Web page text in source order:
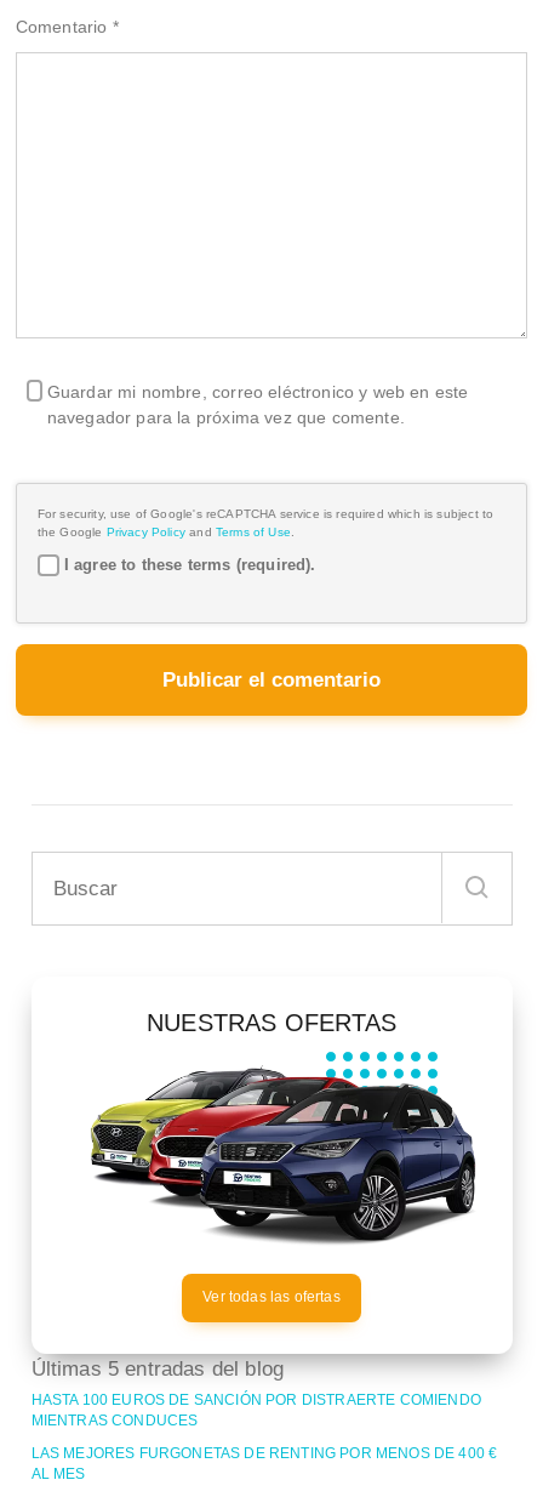
Comentario *
Guardar mi nombre, correo eléctronico y web en este
navegador para la próxima vez que comente.
For security, use of Google's reCAPTCHA service is required which is subject to
the Google Privacy Policy and Terms of Use.
I agree to these terms (required).
NUESTRAS OFERTAS
Ver todas las ofertas
Últimas 5 entradas del blog
HASTA 100 EUROS DE SANCIÓN POR DISTRAERTE COMIENDO
MIENTRAS CONDUCES
LAS MEJORES FURGONETAS DE RENTING POR MENOS DE 400 €
AL MES